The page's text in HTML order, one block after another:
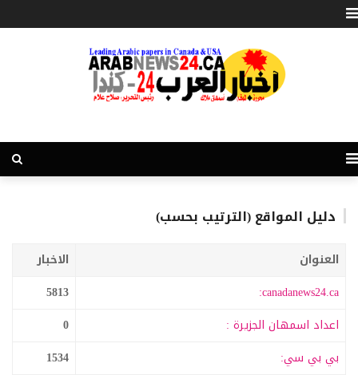
دليل المواقع (الترتيب بحسب)
العنوان
الاخبار
canadanews24.ca:
5813
اعداد اسمهان الجزيرة :
0
بي بي سي:
1534